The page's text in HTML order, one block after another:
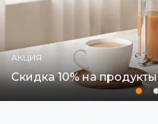
АКЦИЯ
Скидка 10% на продукты